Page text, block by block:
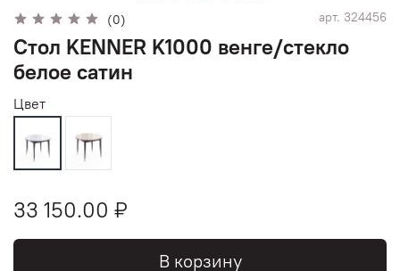
(0) арт. 324456
Стол KENNER K1000 венге/стекло
белое сатин
Цвет
33 150.00 ₽
В корзину